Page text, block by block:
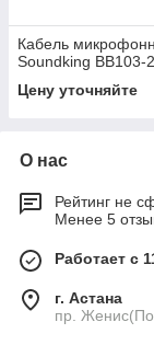
Кабель
Soundking BB103-
Цену уточняйте
О нас
Рейтинг не
Менее 5
Работает с
г. Астана
пр.